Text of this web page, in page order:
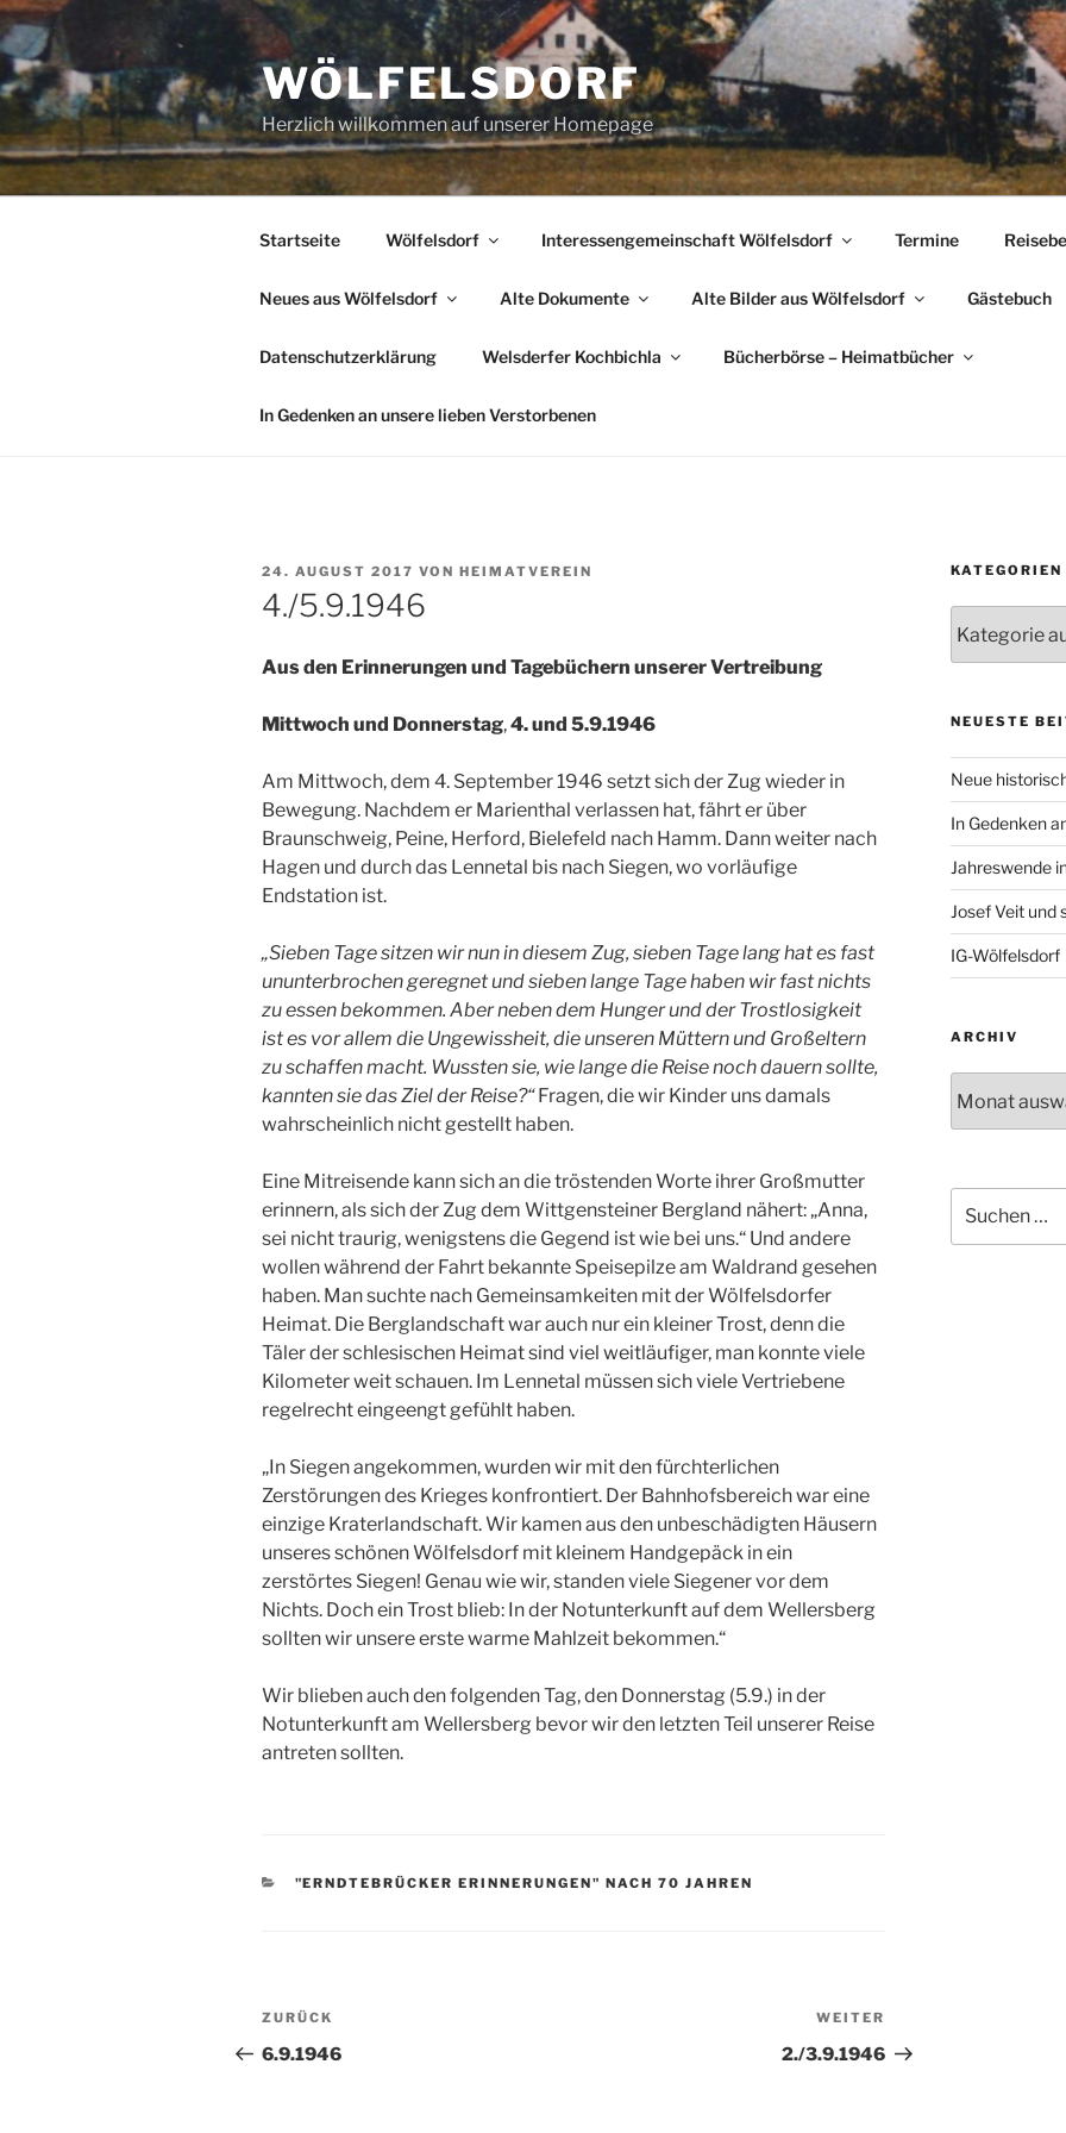
Zum
Inhalt
springen
WÖLFELSDORF
Herzlich willkommen auf unserer Homepage
Startseite Wölfelsdorf Interessengemeinschaft Wölfelsdorf Termine
Neues aus Wölfelsdorf Alte Dokumente Alte Bilder aus Wölfelsdorf Gästebuch
Datenschutzerklärung Welsderfer Kochbichla Bücherbörse – Heimatbücher
In Gedenken an unsere lieben Verstorbenen
VERÖFFENTLICHT
AM
24. AUGUST 2017 VON HEIMATVEREIN
4./5.9.1946
Aus den Erinnerungen und Tagebüchern unserer Vertreibung
Mittwoch und Donnerstag,4. und 5.9.1946
Am Mittwoch, dem 4. September 1946 setzt sich der Zug wieder in
Bewegung. Nachdem er Marienthal verlassen hat, fährt er über
Braunschweig, Peine, Herford, Bielefeld nach Hamm. Dann weiter nach
Hagen und durch das Lennetal bis nach Siegen, wo vorläufige
Endstation ist.
„Sieben Tage sitzen wir nun in diesem Zug, sieben Tage lang hat es fast
ununterbrochen geregnet und sieben lange Tage haben wir fast nichts
zu essen bekommen. Aber neben dem Hunger und der Trostlosigkeit
ist es vor allem die Ungewissheit, die unseren Müttern und Großeltern
zu schaffen macht. Wussten sie, wie lange die Reise noch dauern sollte,
kannten sie das Ziel der Reise?“Fragen, die wir Kinder uns damals
wahrscheinlich nicht gestellt haben.
Eine Mitreisende kann sich an die tröstenden Worte ihrer Großmutter
erinnern, als sich der Zug dem Wittgensteiner Bergland nähert: „Anna,
sei nicht traurig, wenigstens die Gegend ist wie bei uns.“ Und andere
wollen während der Fahrt bekannte Speisepilze am Waldrand gesehen
haben. Man suchte nach Gemeinsamkeiten mit der Wölfelsdorfer
Heimat. Die Berglandschaft war auch nur ein kleiner Trost, denn die
Täler der schlesischen Heimat sind viel weitläufiger, man konnte viele
Kilometer weit schauen. Im Lennetal müssen sich viele Vertriebene
regelrecht eingeengt gefühlt haben.
„In Siegen angekommen, wurden wir mit den fürchterlichen
Zerstörungen des Krieges konfrontiert. Der Bahnhofsbereich war eine
einzige Kraterlandschaft. Wir kamen aus den unbeschädigten Häusern
unseres schönen Wölfelsdorf mit kleinem Handgepäck in ein
zerstörtes Siegen! Genau wie wir, standen viele Siegener vor dem
Nichts. Doch ein Trost blieb: In der Notunterkunft auf dem Wellersberg
sollten wir unsere erste warme Mahlzeit bekommen.“
Wir blieben auch den folgenden Tag, den Donnerstag (5.9.) in der
Notunterkunft am Wellersberg bevor wir den letzten Teil unserer Reise
antreten sollten.
KATEGORIEN
"ERNDTEBRÜCKER ERINNERUNGEN" NACH 70 JAHREN
Beitragsnavigation
Vorheriger
Beitrag
ZURÜCK
6.9.1946
Beitrag
WEITER
2./3.9.1946
KATEGORIEN
NEUESTE
Neue
In Gedenken
Jahreswende
Josef Veit und
IG-Wölfelsdorf
ARCHIV
nach: